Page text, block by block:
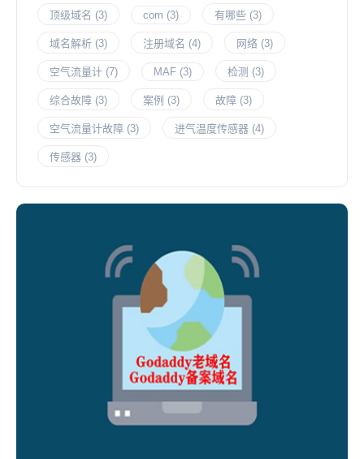
顶级域名 (3) com (3) 有哪些 (3)
域名解析 (3) 注册域名 (4) 网络 (3)
空气流量计 (7) MAF (3) 检测 (3)
综合故障 (3) 案例 (3) 故障 (3)
空气流量计故障 (3) 进气温度传感器 (4)
传感器 (3)